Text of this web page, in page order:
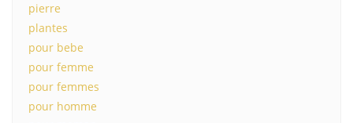
pierre
plantes
pour bebe
pour femme
pour femmes
pour homme